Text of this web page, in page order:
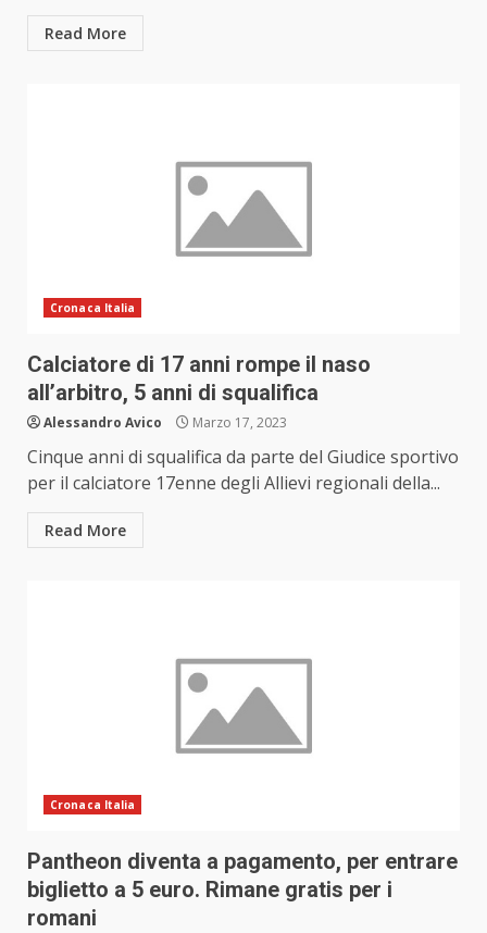
Read More
Cronaca Italia
Calciatore di 17 anni rompe il naso
all’arbitro, 5 anni di squalifica
Alessandro Avico Marzo 17, 2023
Cinque anni di squalifica da parte del Giudice sportivo
per il calciatore 17enne degli Allievi regionali della...
Read More
Cronaca Italia
Pantheon diventa a pagamento, per entrare
biglietto a 5 euro. Rimane gratis per i
romani